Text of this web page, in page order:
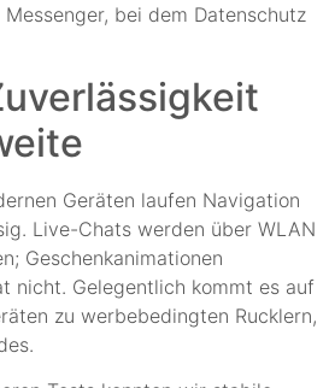
bei dem Datenschutz
Geräten laufen Navigation
Live-Chats werden über WLAN
Geschenkanimationen
nicht. Gelegentlich kommt es auf
zu werbebedingten Rucklern,